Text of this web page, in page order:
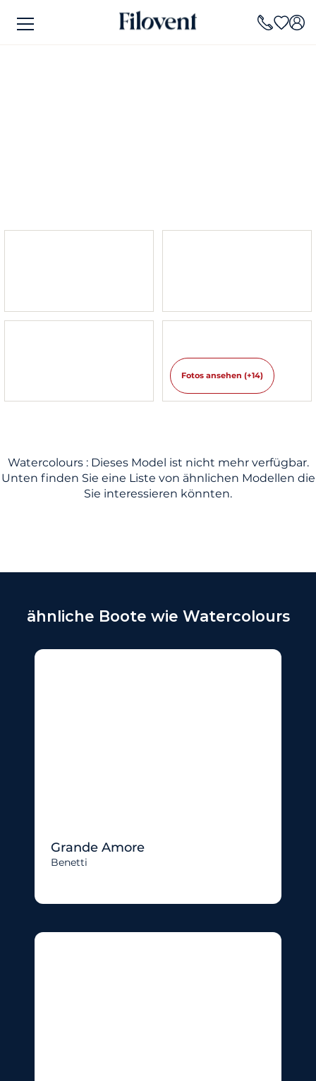
Fotos ansehen (+14)
Watercolours : Dieses Model ist nicht mehr verfügbar.
Unten finden Sie eine Liste von ähnlichen Modellen die
Sie interessieren könnten.
ähnliche Boote wie Watercolours
Grande Amore
Benetti